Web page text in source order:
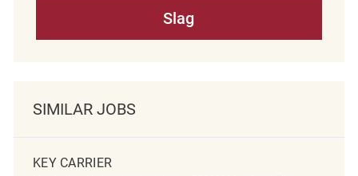
Slag
SIMILAR JOBS
KEY CARRIER